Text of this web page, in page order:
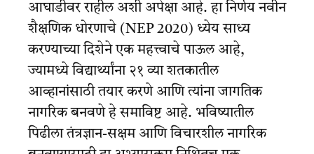
आघाडीवर राहील अशी अपेक्षा आहे. हा निर्णय नवीन
शैक्षणिक धोरणाचे (NEP 2020) ध्येय साध्य
करण्याच्या दिशेने एक महत्त्वाचे पाऊल आहे,
ज्यामध्ये विद्यार्थ्यांना २१ व्या शतकातील
आव्हानांसाठी तयार करणे आणि त्यांना जागतिक
नागरिक बनवणे हे समाविष्ट आहे. भविष्यातील
पिढीला तंत्रज्ञान-सक्षम आणि विचारशील नागरिक